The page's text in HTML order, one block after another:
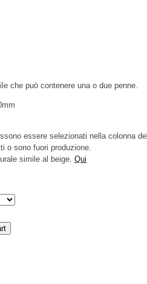
che può contenere una o due penne.
essere selezionati nella colonna del
o sono fuori produzione.
simile al beige. Qui